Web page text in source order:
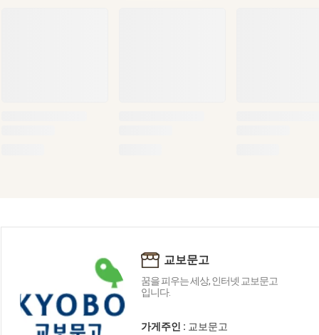
교보문고
꿈을 피우는 세상, 인터넷 교보문고
입니다.
가게주인 : 교보문고